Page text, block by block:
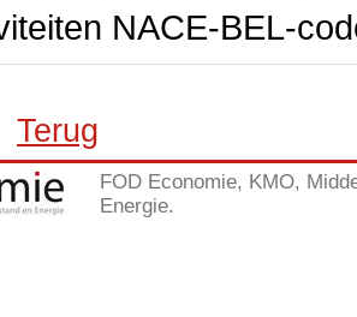
NACE-BEL-
Terug
FOD Economie, KMO,
Energie.